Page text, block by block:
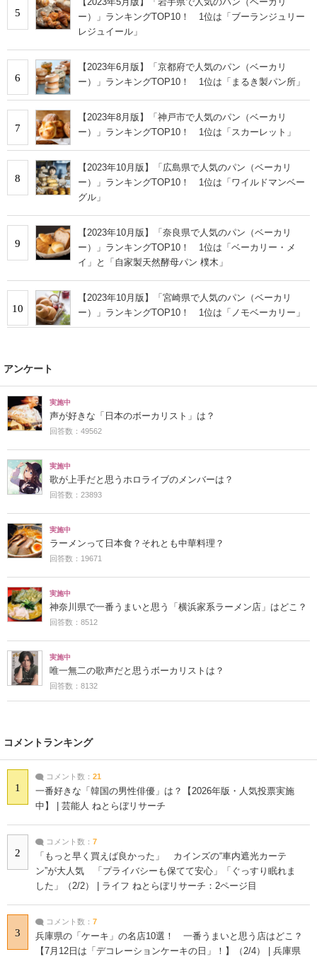
5
ー）」ランキングTOP10！ 1位は「ブーランジュリー
レジュイール」
6
【2023年6月版】「京都府で人気のパン（ベーカリ
ー）」ランキングTOP10！ 1位は「まるき製パン所」
7
【2023年8月版】「神戸市で人気のパン（ベーカリ
ー）」ランキングTOP10！ 1位は「スカーレット」
8
【2023年10月版】「広島県で人気のパン（ベーカリ
ー）」ランキングTOP10！ 1位は「ワイルドマンベー
グル」
9
【2023年10月版】「奈良県で人気のパン（ベーカリ
ー）」ランキングTOP10！ 1位は「ベーカリー・メ
イ」と「自家製天然酵母パン 樸木」
10
【2023年10月版】「宮崎県で人気のパン（ベーカリ
ー）」ランキングTOP10！ 1位は「ノモベーカリー」
アンケート
実施中
声が好きな「日本のボーカリスト」は？
回答数：49562
実施中
歌が上手だと思うホロライブのメンバーは？
回答数：23893
実施中
ラーメンって日本食？それとも中華料理？
回答数：19671
実施中
神奈川県で一番うまいと思う「横浜家系ラーメン店」はどこ？
回答数：8512
実施中
唯一無二の歌声だと思うボーカリストは？
回答数：8132
コメントランキング
1
コメント数： 21
一番好きな「韓国の男性俳優」は？【2026年版・人気投票実施
中】 | 芸能人 ねとらぼリサーチ
2
コメント数： 7
「もっと早く買えば良かった」 カインズの“車内遮光カーテ
ン”が大人気 「プライバシーも保てて安心」「ぐっすり眠れま
した」（2/2） | ライフ ねとらぼリサーチ：2ページ目
3
コメント数： 7
兵庫県の「ケーキ」の名店10選！ 一番うまいと思う店はどこ？
【7月12日は「デコレーションケーキの日」！】（2/4） | 兵庫県